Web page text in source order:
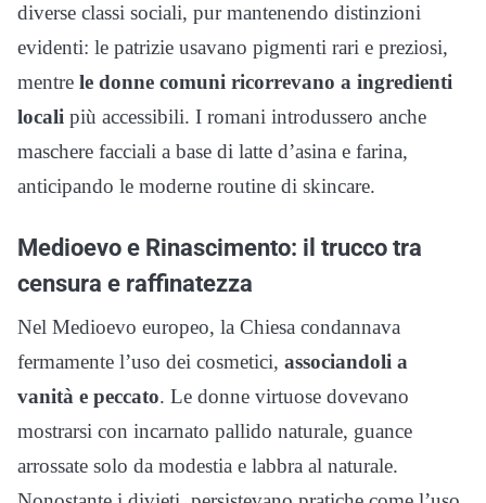
diverse classi sociali, pur mantenendo distinzioni
evidenti: le patrizie usavano pigmenti rari e preziosi,
mentre le donne comuni ricorrevano a ingredienti
locali più accessibili. I romani introdussero anche
maschere facciali a base di latte d’asina e farina,
anticipando le moderne routine di skincare.
Medioevo e Rinascimento: il trucco tra
censura e raffinatezza
Nel Medioevo europeo, la Chiesa condannava
fermamente l’uso dei cosmetici, associandoli a
vanità e peccato. Le donne virtuose dovevano
mostrarsi con incarnato pallido naturale, guance
arrossate solo da modestia e labbra al naturale.